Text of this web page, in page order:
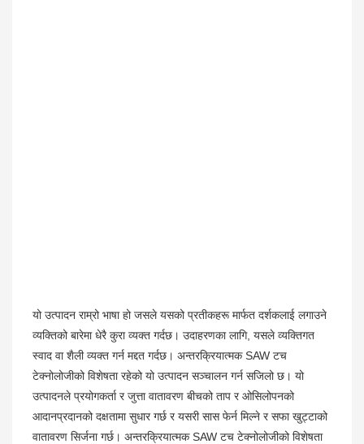
यो उत्पादन राम्रो भाषा हो जसले यसको प्रतीकहरू मार्फत दर्शकलाई लगाउने
व्यक्तिको बारेमा धेरै कुरा व्यक्त गर्दछ। उदाहरणका लागि, यसले व्यक्तिगत
स्वाद वा शैली व्यक्त गर्न मद्दत गर्दछ। अन्तरक्रियात्मक SAW टच
टेक्नोलोजीको विशेषता रहेको यो उत्पादन सञ्चालन गर्न सजिलो छ। यो
उत्पादनले प्रयोगकर्ता र जुत्ता वातावरण बीचको ताप र ओसिलोपनको
आदानप्रदानको दक्षतामा सुधार गर्छ र यसरी सास फेर्न मिल्ने र सफा खुट्टाको
वातावरण सिर्जना गर्छ। अन्तरक्रियात्मक SAW टच टेक्नोलोजीको विशेषता